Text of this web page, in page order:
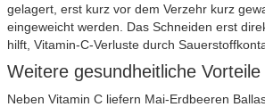
gelagert, erst kurz vor dem Verzehr kurz
eingeweicht werden. Das Schneiden erst
hilft, Vitamin-C-Verluste durch
Weitere gesundheitliche
Neben Vitamin C liefern Mai-Erdbeeren